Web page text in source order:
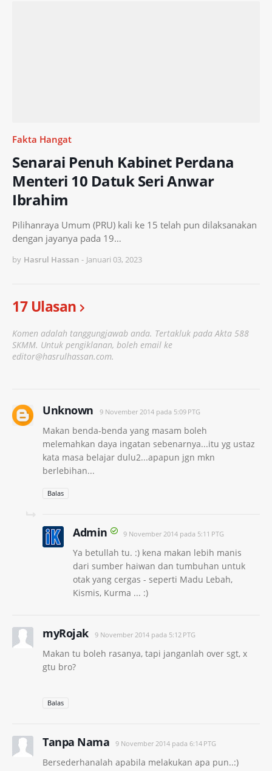
Fakta Hangat
Senarai Penuh Kabinet Perdana
Menteri 10 Datuk Seri Anwar
Ibrahim
Pilihanraya Umum (PRU) kali ke 15 telah pun dilaksanakan
dengan jayanya pada 19…
by Hasrul Hassan - Januari 03, 2023
17 Ulasan
Komen adalah tanggungjawab anda. Tertakluk pada Akta 588
SKMM. Untuk pengiklanan, boleh email ke
editor@hasrulhassan.com.
Unknown 9 November 2014 pada 5:09 PTG
Makan benda-benda yang masam boleh
melemahkan daya ingatan sebenarnya...itu yg ustaz
kata masa belajar dulu2...apapun jgn mkn
berlebihan...
Balas
Admin 9 November 2014 pada 5:11 PTG
Ya betullah tu. :) kena makan lebih manis
dari sumber haiwan dan tumbuhan untuk
otak yang cergas - seperti Madu Lebah,
Kismis, Kurma ... :)
myRojak 9 November 2014 pada 5:12 PTG
Makan tu boleh rasanya, tapi janganlah over sgt, x
gtu bro?
Balas
Tanpa Nama 9 November 2014 pada 6:14 PTG
Bersederhanalah apabila melakukan apa pun..:)